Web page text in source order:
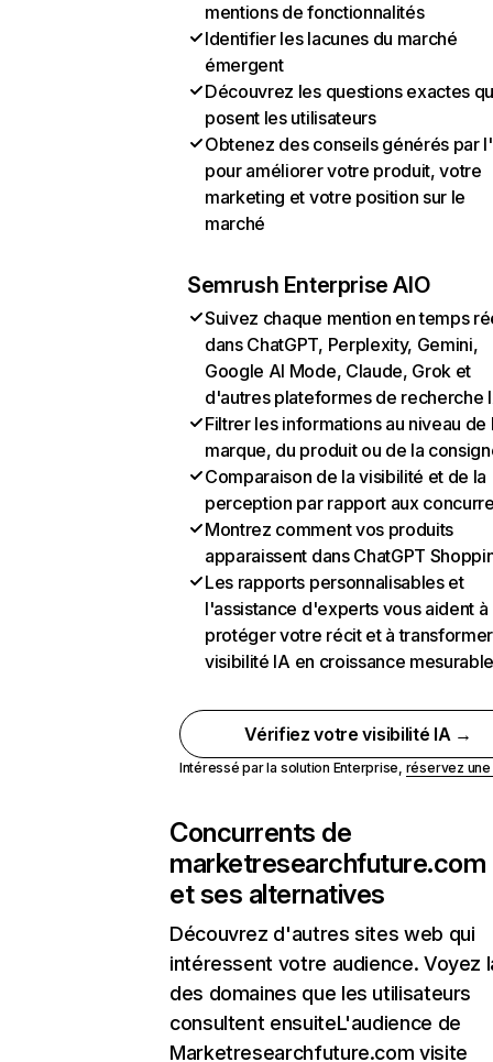
mentions de fonctionnalités
Identifier les lacunes du marché
émergent
Découvrez les questions exactes
posent les utilisateurs
Obtenez des conseils générés par
pour améliorer votre produit, votre
marketing et votre position sur le
marché
Semrush Enterprise AIO
Suivez chaque mention en temps
dans ChatGPT, Perplexity, Gemini,
Google AI Mode, Claude, Grok et
d'autres plateformes de recherche
Filtrer les informations au niveau de
marque, du produit ou de la
Comparaison de la visibilité et de la
perception par rapport aux
Montrez comment vos produits
apparaissent dans ChatGPT
Les rapports personnalisables et
l'assistance d'experts vous aident à
protéger votre récit et à
visibilité IA en croissance
Vérifiez votre visibilité IA →
Intéressé par la solution Enterprise, réservez
Concurrents de
marketresearchfuture.com
et ses alternatives
Découvrez d'autres sites web qui
intéressent votre audience. Voyez
des domaines que les utilisateurs
consultent ensuiteL'audience de
Marketresearchfuture.com visite